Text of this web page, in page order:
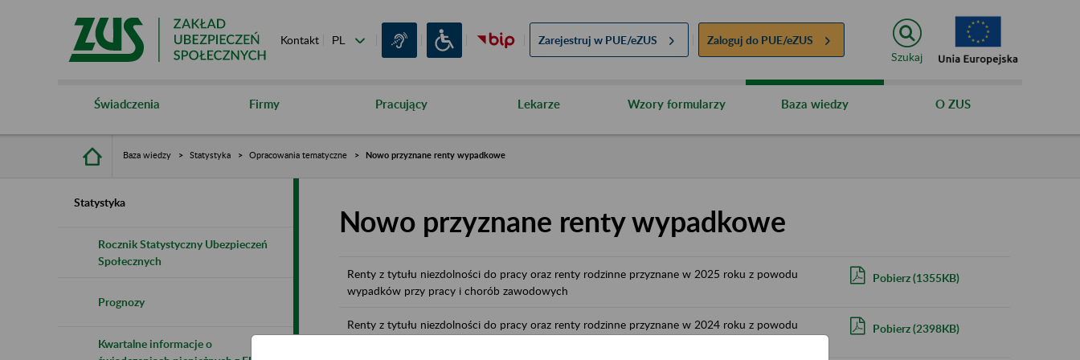
Kontakt Zarejestruj w PUE/eZUS Zaloguj do PUE/eZUS
Szukaj
Świadczenia Firmy Pracujący Lekarze Wzory formularzy Baza wiedzy O ZUS
Baza wiedzy Statystyka Opracowania tematyczne Nowo przyznane renty wypadkowe
Statystyka
Rocznik Statystyczny Ubezpieczeń
Społecznych
Prognozy
Kwartalne informacje o
Nowo przyznane renty wypadkowe
Renty z tytułu niezdolności do pracy oraz renty rodzinne przyznane w 2025 roku z powodu
wypadków przy pracy i chorób zawodowych
Pobierz(1355KB)
Renty z tytułu niezdolności do pracy oraz renty rodzinne przyznane w 2024 roku z powodu
Pobierz(2398KB)